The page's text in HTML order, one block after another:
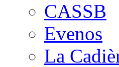
CASSB
Evenos
La